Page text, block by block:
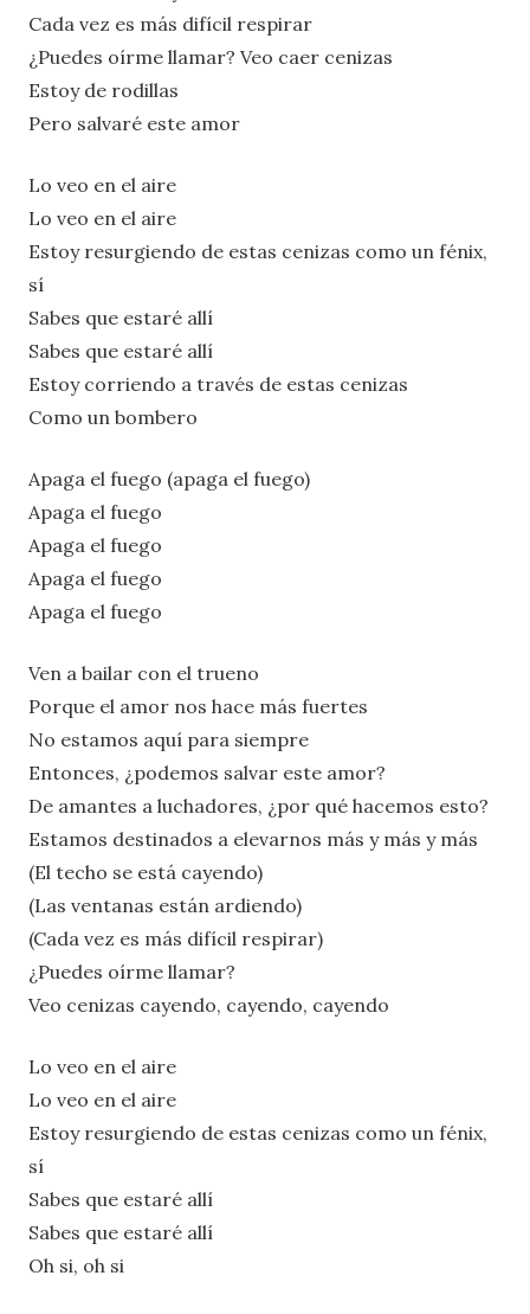
Cada vez es más difícil respirar
¿Puedes oírme llamar? Veo caer cenizas
Estoy de rodillas
Pero salvaré este amor
Lo veo en el aire
Lo veo en el aire
Estoy resurgiendo de estas cenizas como un fénix,
sí
Sabes que estaré allí
Sabes que estaré allí
Estoy corriendo a través de estas cenizas
Como un bombero
Apaga el fuego (apaga el fuego)
Apaga el fuego
Apaga el fuego
Apaga el fuego
Apaga el fuego
Ven a bailar con el trueno
Porque el amor nos hace más fuertes
No estamos aquí para siempre
Entonces, ¿podemos salvar este amor?
De amantes a luchadores, ¿por qué hacemos esto?
Estamos destinados a elevarnos más y más y más
(El techo se está cayendo)
(Las ventanas están ardiendo)
(Cada vez es más difícil respirar)
¿Puedes oírme llamar?
Veo cenizas cayendo, cayendo, cayendo
Lo veo en el aire
Lo veo en el aire
Estoy resurgiendo de estas cenizas como un fénix,
sí
Sabes que estaré allí
Sabes que estaré allí
Oh si, oh si